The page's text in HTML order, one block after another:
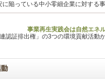
陥っている中小零細企業に対する
事業再生実践会は自然エネ
認証排出権」の3つの環境貢献活動